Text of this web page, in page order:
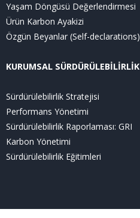
Yaşam Döngüsü Değerlendirmesi
Ürün Karbon Ayakizi
Özgün Beyanlar (Self-declarations)
KURUMSAL SÜRDÜRÜLEBİLİRLİK
Sürdürülebilirlik Stratejisi
Performans Yönetimi
Sürdürülebilirlik Raporlaması: GRI
Karbon Yönetimi
Sürdürülebilirlik Eğitimleri